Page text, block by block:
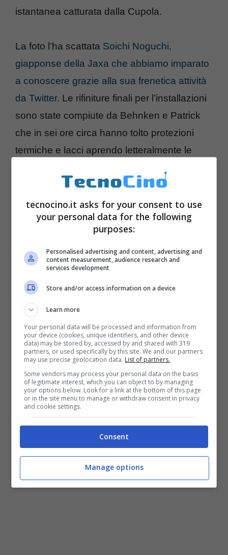
istantanea catturata dalla Cupola.
La foto l’ha scattata Soichi Noguchi,
giapponse della Jaxa che abbiamo imparato
a conoscere grazie alla sua frenetica attività
da Twitter. Le rifiniture finali per l’installazioni
sono state compiute da Behnken e Patrick
che in sei ore circa hanno tolto protezioni
termiche e lacci aprendo letteralmente le
tecnocino.it asks for your consent to use
your personal data for the following
purposes:
Personalised advertising and content, advertising and
content measurement, audience research and
services development
Store and/or access information on a device
Learn more
Your personal data will be processed and information from
your device (cookies, unique identifiers, and other device
data) may be stored by, accessed by and shared with 319
partners, or used specifically by this site. We and our partners
may use precise geolocation data. List of partners.
Some vendors may process your personal data on the basis
of legitimate interest, which you can object to by managing
your options below. Look for a link at the bottom of this page
or in the site menu to manage or withdraw consent in privacy
and cookie settings.
Consent
Manage options